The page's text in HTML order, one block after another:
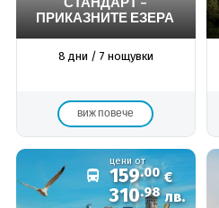
ПРИКАЗНИТЕ ЕЗЕРА
8 дни / 7 нощувки
виж повече
цени от
159.00 €
310.98 лв.